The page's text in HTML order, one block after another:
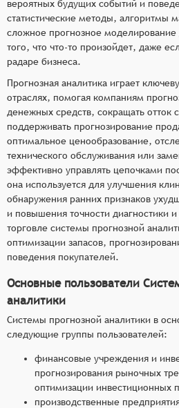
вероятных будущих событий и
статистические методы, алгоритмы
сложное прогнозное моделирование
того, что что-то произойдет, даже
радаре бизнеса.
Прогнозная аналитика играет
отраслях, помогая компаниям
денежных средств, сокращать отток
поддерживать прогнозирование
оптимальное ценообразование,
технического обслуживания или
эффективно управлять цепочками
она используется для улучшения
обнаружения ранних признаков
и повышения точности диагностики
торговле системы прогнозной
оптимизации запасов,
поведения покупателей.
Основные пользователи
аналитики
Системы прогнозной аналитики в
следующие группы пользователей:
финансовые учреждения и
прогнозирования рыночных
оптимизации инвестиционных
производственные